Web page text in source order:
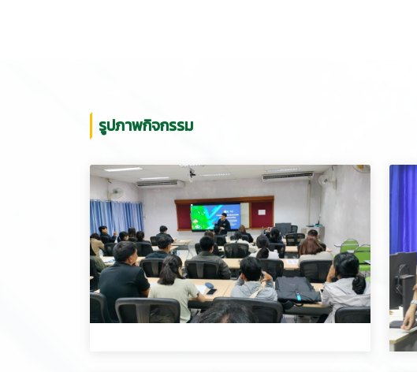
รูปภาพกิจกรรม